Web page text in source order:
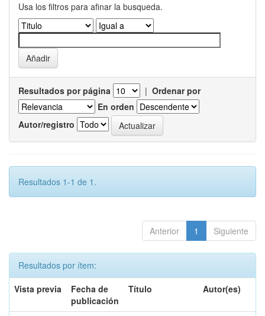
Usa los filtros para afinar la busqueda.
Resultados por página | Ordenar por
En orden
Autor/registro
Resultados 1-1 de 1.
Anterior 1 Siguiente
Resultados por ítem:
Vista previa
Fecha de
publicación
Título Autor(es)